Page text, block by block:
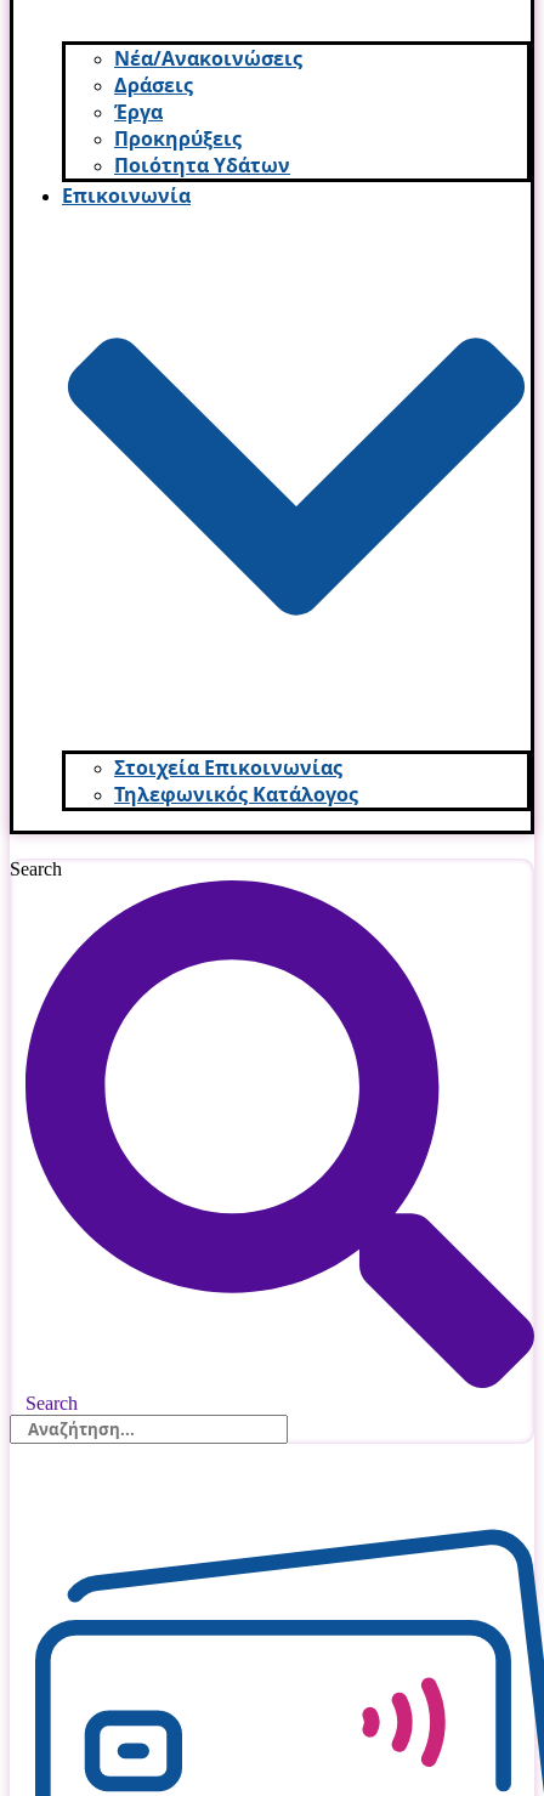
Νέα/Ανακοινώσεις
Δράσεις
Έργα
Προκηρύξεις
Ποιότητα Υδάτων
Επικοινωνία
Στοιχεία Επικοινωνίας
Τηλεφωνικός Κατάλογος
Search
Search